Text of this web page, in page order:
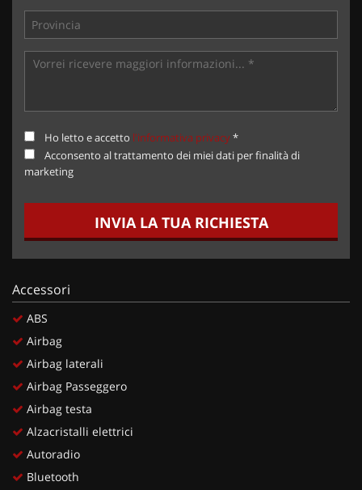
Ho letto e accetto l'informativa privacy*
Acconsento al trattamento dei miei dati per finalità di
marketing
INVIA LA TUA RICHIESTA
Accessori
ABS
Airbag
Airbag laterali
Airbag Passeggero
Airbag testa
Alzacristalli elettrici
Autoradio
Bluetooth